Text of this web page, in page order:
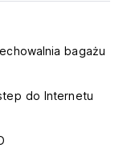
bagażu
do Internetu